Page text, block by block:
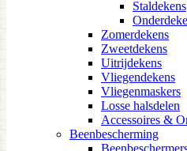
Staldekens
Zomerdekens
Zweetdekens
Uitrijdekens
Vliegendekens
Vliegenmaskers
Losse halsdelen
Accessoires &
Beenbescherming